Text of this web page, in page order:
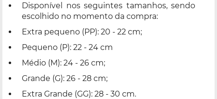
Disponível nos seguintes tamanhos, sendo
escolhido no momento da compra:
Extra pequeno (PP): 20 - 22 cm;
Pequeno (P): 22 - 24 cm
Médio (M): 24 - 26 cm;
Grande (G): 26 - 28 cm;
Extra Grande (GG): 28 - 30 cm.